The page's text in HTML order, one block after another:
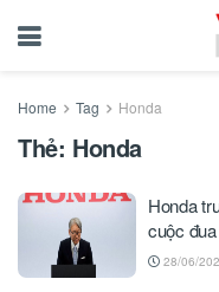
Home Tag Honda
Thẻ: Honda
Honda
cuộc
28/06/